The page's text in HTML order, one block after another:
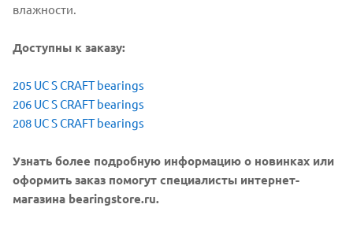
влажности.
Доступны к заказу:
205 UC S CRAFT bearings
206 UC S CRAFT bearings
208 UC S CRAFT bearings
Узнать более подробную информацию о новинках или
оформить заказ помогут специалисты интернет-
магазина bearingstore.ru.